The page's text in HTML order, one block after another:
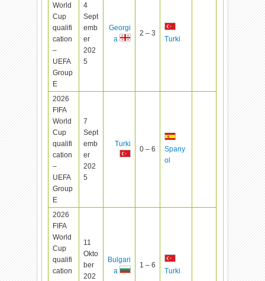
World
Cup
qualifi
cation
–
UEFA
Group
E
4
Sept
emb
er
202
5
Georgi
a
2 – 3
Turki
2026
FIFA
World
Cup
qualifi
cation
–
UEFA
Group
E
7
Sept
emb
er
202
5
Turki
0 – 6
Spany
ol
2026
FIFA
World
Cup
qualifi
cation
11
Okto
ber
202
Bulgari
a
1 – 6
Turki